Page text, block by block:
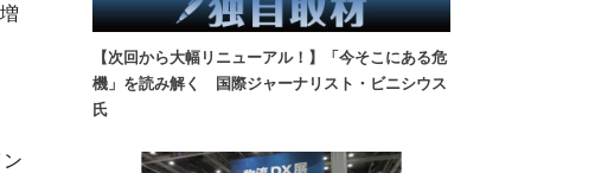
【次回から大幅リニューアル！】「今そこにある危
機」を読み解く 国際ジャーナリスト・ビニシウス
氏